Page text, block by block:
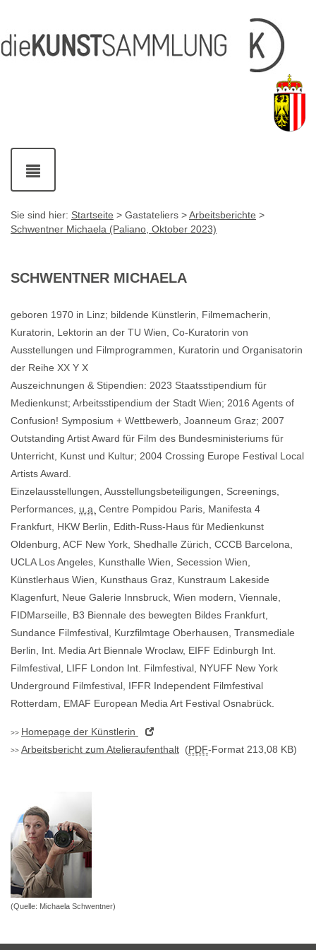
[1]
[2]
Links
[3]
mit
Kontaktdaten
Navigation
ein-
und
Sie sind hier: Startseite > Gastateliers >Arbeitsberichte >
Schwentner Michaela (Paliano, Oktober 2023)
SCHWENTNER MICHAELA
geboren 1970 in Linz; bildende Künstlerin, Filmemacherin,
Kuratorin, Lektorin an der TU Wien, Co-Kuratorin von
Ausstellungen und Filmprogrammen, Kuratorin und Organisatorin
der Reihe XX Y X
Auszeichnungen & Stipendien: 2023 Staatsstipendium für
Medienkunst; Arbeitsstipendium der Stadt Wien; 2016 Agents of
Confusion! Symposium + Wettbewerb, Joanneum Graz; 2007
Outstanding Artist Award für Film des Bundesministeriums für
Unterricht, Kunst und Kultur; 2004 Crossing Europe Festival Local
Artists Award.
Einzelausstellungen, Ausstellungsbeteiligungen, Screenings,
Performances, u.a. Centre Pompidou Paris, Manifesta 4
Frankfurt, HKW Berlin, Edith-Russ-Haus für Medienkunst
Oldenburg, ACF New York, Shedhalle Zürich, CCCB Barcelona,
UCLA Los Angeles, Kunsthalle Wien, Secession Wien,
Künstlerhaus Wien, Kunsthaus Graz, Kunstraum Lakeside
Klagenfurt, Neue Galerie Innsbruck, Wien modern, Viennale,
FIDMarseille, B3 Biennale des bewegten Bildes Frankfurt,
Sundance Filmfestival, Kurzfilmtage Oberhausen, Transmediale
Berlin, Int. Media Art Biennale Wroclaw, EIFF Edinburgh Int.
Filmfestival, LIFF London Int. Filmfestival, NYUFF New York
Underground Filmfestival, IFFR Independent Filmfestival
Rotterdam, EMAF European Media Art Festival Osnabrück.
Homepage der Künstlerin
Arbeitsbericht zum Atelieraufenthalt (PDF-Format 213,08 KB)
(Quelle: Michaela Schwentner)